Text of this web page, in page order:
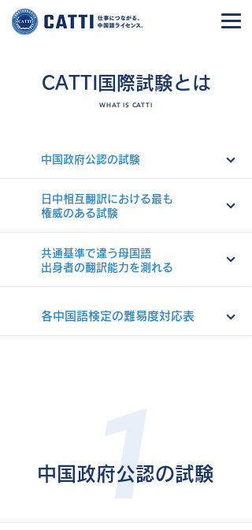
CATTI国際試験とは
WHAT IS CATTI
中国政府公認の試験
日中相互翻訳における最も
権威のある試験
共通基準で違う母国語
出身者の翻訳能力を測れる
各中国語検定の難易度対応表
1
中国政府公認の試験